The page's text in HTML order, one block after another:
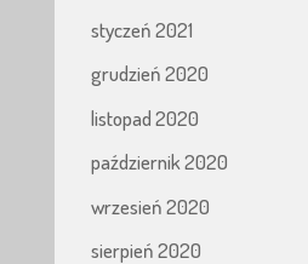
styczeń 2021
grudzień 2020
listopad 2020
październik 2020
wrzesień 2020
sierpień 2020